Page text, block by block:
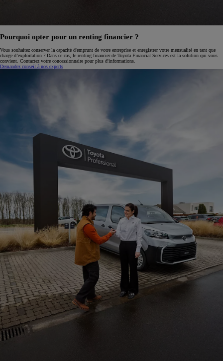
Pourquoi opter pour un renting financier ?
Vous souhaitez conserver la capacité d'emprunt de votre entreprise et enregistrer votre mensualité en tant que
charge d’exploitation ? Dans ce cas, le renting financier de Toyota Financial Services est la solution qui vous
convient. Contactez votre concessionnaire pour plus d'informations.
Demandez conseil à nos experts